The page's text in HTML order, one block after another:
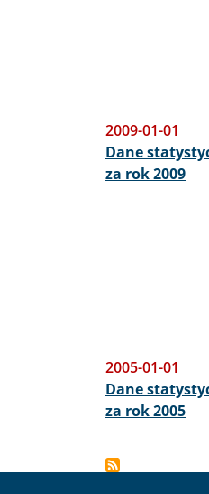
2009-01-01
Dane
za rok 2009
2005-01-01
Dane
za rok 2005